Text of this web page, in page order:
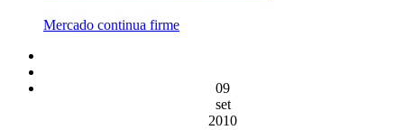
Mercado continua firme
09
set
2010